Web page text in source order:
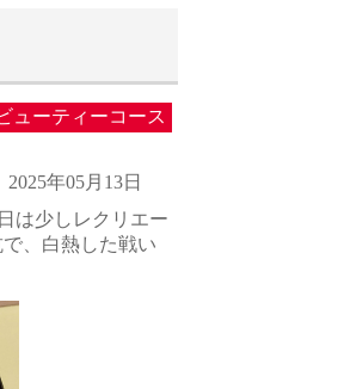
ーティーコース
2025年05月13日
は少しレクリエー
、白熱した戦い